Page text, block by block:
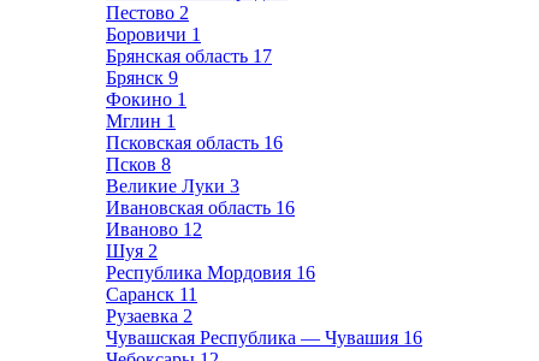
Пестово 2
Боровичи 1
Брянская область 17
Брянск 9
Фокино 1
Мглин 1
Псковская область 16
Псков 8
Великие Луки 3
Ивановская область 16
Иваново 12
Шуя 2
Республика Мордовия 16
Саранск 11
Рузаевка 2
Чувашская Республика — Чувашия 16